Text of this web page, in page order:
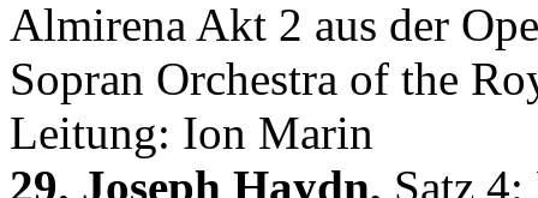
Almirena Akt 2 aus der
Sopran Orchestra of the
Leitung: Ion Marin
29. Joseph Haydn, Satz